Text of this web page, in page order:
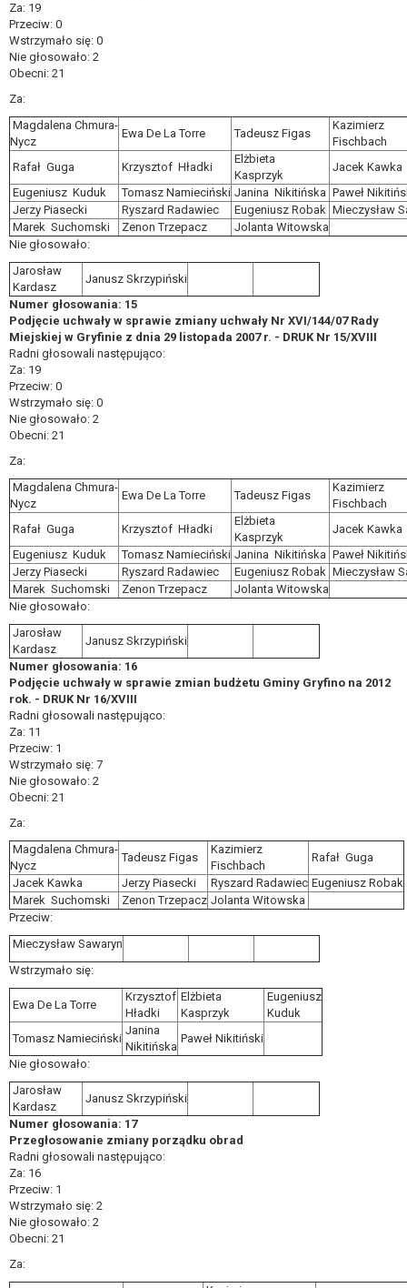
Za: 19
Przeciw: 0
Wstrzymało się: 0
Nie głosowało: 2
Obecni: 21
Za:
Magdalena Chmura-
Nycz
Ewa De La Torre Tadeusz Figas
Kazimierz
Fischbach
Rafał Guga
Krzysztof Hładki
Elżbieta
Kasprzyk
Jacek Kawka
Eugeniusz Kuduk
Tomasz Namieciński Janina Nikitińska Paweł
Jerzy Piasecki
Ryszard Radawiec Eugeniusz Robak Mieczysław
Marek Suchomski
Zenon Trzepacz
Jolanta Witowska
Nie głosowało:
Jarosław
Kardasz
Janusz Skrzypiński
Numer głosowania: 15
Podjęcie uchwały w sprawie zmiany uchwały Nr XVI/144/07 Rady
Miejskiej w Gryfinie z dnia 29 listopada 2007 r. - DRUK Nr 15/XVIII
Radni głosowali następująco:
Za: 19
Przeciw: 0
Wstrzymało się: 0
Nie głosowało: 2
Obecni: 21
Za:
Magdalena Chmura-
Nycz
Ewa De La Torre Tadeusz Figas
Kazimierz
Fischbach
Rafał Guga
Krzysztof Hładki
Elżbieta
Kasprzyk
Jacek Kawka
Eugeniusz Kuduk
Tomasz Namieciński Janina Nikitińska Paweł
Jerzy Piasecki
Ryszard Radawiec Eugeniusz Robak Mieczysław
Marek Suchomski
Zenon Trzepacz
Jolanta Witowska
Nie głosowało:
Jarosław
Kardasz
Janusz Skrzypiński
Numer głosowania: 16
Podjęcie uchwały w sprawie zmian budżetu Gminy Gryfino na 2012
rok. - DRUK Nr 16/XVIII
Radni głosowali następująco:
Za: 11
Przeciw: 1
Wstrzymało się: 7
Nie głosowało: 2
Obecni: 21
Za:
Magdalena Chmura-
Nycz
Tadeusz Figas
Kazimierz
Fischbach
Rafał Guga
Jacek Kawka
Jerzy Piasecki Ryszard Radawiec Eugeniusz Robak
Marek Suchomski
Zenon Trzepacz Jolanta Witowska
Przeciw:
Mieczysław Sawaryn
Wstrzymało się:
Ewa De La Torre
Krzysztof
Hładki
Elżbieta
Kasprzyk
Eugeniusz
Kuduk
Tomasz Namieciński
Janina
Nikitińska
Paweł Nikitiński
Nie głosowało:
Jarosław
Kardasz
Janusz Skrzypiński
Numer głosowania: 17
Przegłosowanie zmiany porządku obrad
Radni głosowali następująco:
Za: 16
Przeciw: 1
Wstrzymało się: 2
Nie głosowało: 2
Obecni: 21
Za: